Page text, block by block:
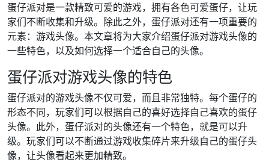
蛋仔派对是一款精致可爱的游戏，拥有各色可爱蛋仔，让玩
家们不断收集和升级。除此之外，蛋仔派对还有一项重要的
元素：游戏头像。本文章将为大家介绍蛋仔派对游戏头像的
一些特色，以及如何选择一个适合自己的头像。
蛋仔派对游戏头像的特色
蛋仔派对的游戏头像不仅可爱，而且非常独特。每个蛋仔的
形态不同，玩家们可以根据自己的喜好选择自己喜欢的蛋仔
头像。此外，蛋仔派对的头像还有一个特色，就是可以升
级。玩家们可以不断通过游戏收集碎片来升级自己的蛋仔头
像，让头像看起来更加精致。